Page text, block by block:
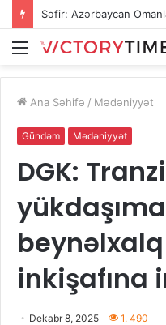
Menu
Ana Səhifə / Mədəniyyət
Gündəm Mədəniyyət
DGK:
inkişafına
Dekabr 8, 2025 1. 490